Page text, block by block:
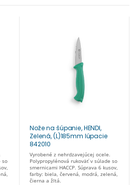
so
Nože na šúpanie, HENDI,
Zelená, (L)185mm lúpacie
842010
Vyrobené z nehrdzavejúcej ocele.
Polypropylénová rukoväť v súlade so
smernicami HACCP. Súprava 6 kusov,
farby: biela, červená, modrá, zelená,
čierna a žltá.